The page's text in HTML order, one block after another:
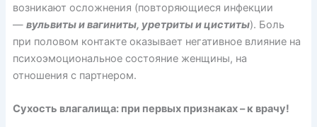
возникают осложнения (повторяющиеся инфекции
— вульвиты и вагиниты, уретриты и циститы). Боль
при половом контакте оказывает негативное влияние на
психоэмоциональное состояние женщины, на
отношения с партнером.
Сухость влагалища: при первых признаках – к врачу!